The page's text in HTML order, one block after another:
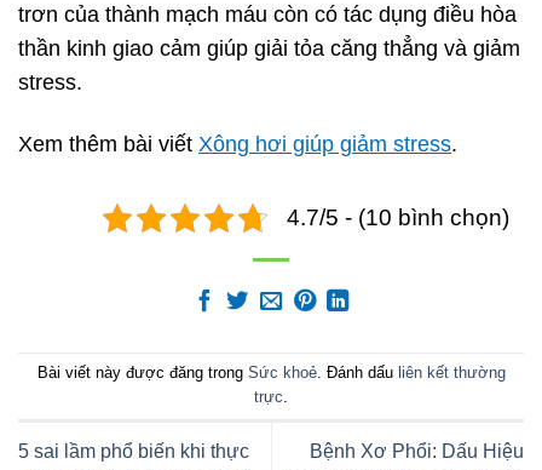
trơn của thành mạch máu còn có tác dụng điều hòa
thần kinh giao cảm giúp giải tỏa căng thẳng và giảm
stress.
Xem thêm bài viết Xông hơi giúp giảm stress.
4.7/5 - (10 bình chọn)
Bài viết này được đăng trong Sức khoẻ. Đánh dấu liên kết thường
trực.
5 sai lầm phổ biến khi thực
Bệnh Xơ Phổi: Dấu Hiệu